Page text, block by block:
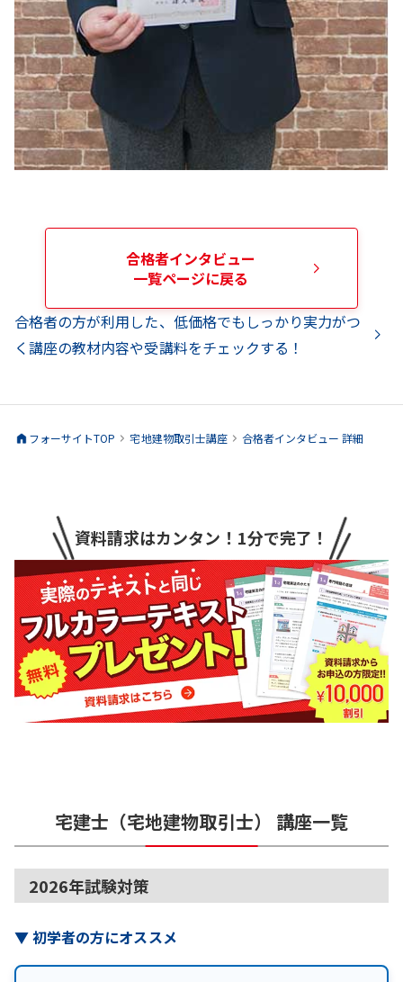
合格者インタビュー
一覧ページに戻る
合格者の方が利用した、低価格でもしっかり実力がつ
く講座の教材内容や受講料をチェックする！
フォーサイトTOP 宅地建物取引士講座 合格者インタビュー 詳細
資料請求はカンタン！1分で完了！
宅建士（宅地建物取引士） 講座一覧
2026年試験対策
▼初学者の方にオススメ